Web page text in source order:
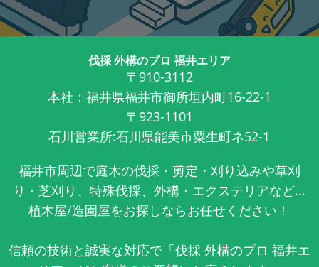
伐採 外構のプロ 福井エリア
〒910-3112
本社：福井県福井市御所垣内町16-22-1
〒923-1101
石川営業所:石川県能美市粟生町ネ52-1
福井市周辺で庭木の伐採・剪定・刈り込みや草刈
り・芝刈り、特殊伐採、外構・エクステリアなど...
植木屋/造園屋をお探しならお任せください！
信頼の技術と誠実な対応で「伐採 外構のプロ 福井エ